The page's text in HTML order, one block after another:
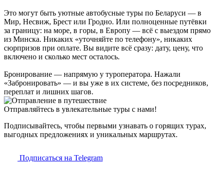
Это могут быть уютные автобусные туры по Беларуси — в
Мир, Несвиж, Брест или Гродно. Или полноценные путёвки
за границу: на море, в горы, в Европу — всё с выездом прямо
из Минска. Никаких «уточняйте по телефону», никаких
сюрпризов при оплате. Вы видите всё сразу: дату, цену, что
включено и сколько мест осталось.
Бронирование — напрямую у туроператора. Нажали
«Забронировать» — и вы уже в их системе, без посредников,
переплат и лишних шагов.
Отправляйтесь в увлекательные туры с нами!
Подписывайтесь, чтобы первыми узнавать о горящих турах,
выгодных предложениях и уникальных маршрутах.
Подписаться на Telegram